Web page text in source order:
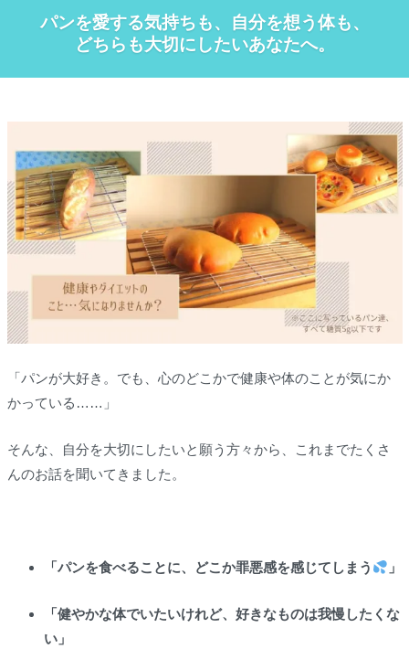
パンを愛する気持ちも、自分を想う体も、
どちらも大切にしたいあなたへ。
「パンが大好き。でも、心のどこかで健康や体のことが気にか
かっている……」
そんな、自分を大切にしたいと願う方々から、これまでたくさ
んのお話を聞いてきました。
「パンを食べることに、どこか罪悪感を感じてしまう 」
「健やかな体でいたいけれど、好きなものは我慢したくな
い」